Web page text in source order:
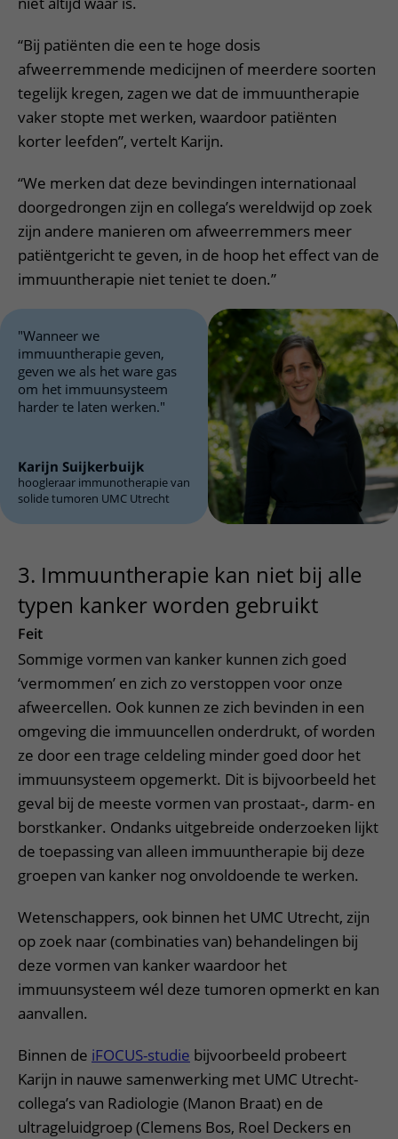
“Bij patiënten die een te hoge dosis
afweerremmende medicijnen of meerdere soorten
tegelijk kregen, zagen we dat de immuuntherapie
vaker stopte met werken, waardoor patiënten
korter leefden”, vertelt Karijn.
“We merken dat deze bevindingen internationaal
doorgedrongen zijn en collega’s wereldwijd op zoek
zijn andere manieren om afweerremmers meer
patiëntgericht te geven, in de hoop het effect van de
immuuntherapie niet teniet te doen.”
"Wanneer we
immuuntherapie geven,
geven we als het ware gas
om het immuunsysteem
harder te laten werken."
Karijn Suijkerbuijk
hoogleraar immunotherapie van
solide tumoren UMC Utrecht
3. Immuuntherapie kan niet bij alle
typen kanker worden gebruikt
Feit
Sommige vormen van kanker kunnen zich goed
‘vermommen’ en zich zo verstoppen voor onze
afweercellen. Ook kunnen ze zich bevinden in een
omgeving die immuuncellen onderdrukt, of worden
ze door een trage celdeling minder goed door het
immuunsysteem opgemerkt. Dit is bijvoorbeeld het
geval bij de meeste vormen van prostaat-, darm- en
borstkanker. Ondanks uitgebreide onderzoeken lijkt
de toepassing van alleen immuuntherapie bij deze
groepen van kanker nog onvoldoende te werken.
Wetenschappers, ook binnen het UMC Utrecht, zijn
op zoek naar (combinaties van) behandelingen bij
deze vormen van kanker waardoor het
immuunsysteem wél deze tumoren opmerkt en kan
aanvallen.
Binnen de iFOCUS-studie bijvoorbeeld probeert
Karijn in nauwe samenwerking met UMC Utrecht-
collega’s van Radiologie (Manon Braat) en de
ultrageluidgroep (Clemens Bos, Roel Deckers en